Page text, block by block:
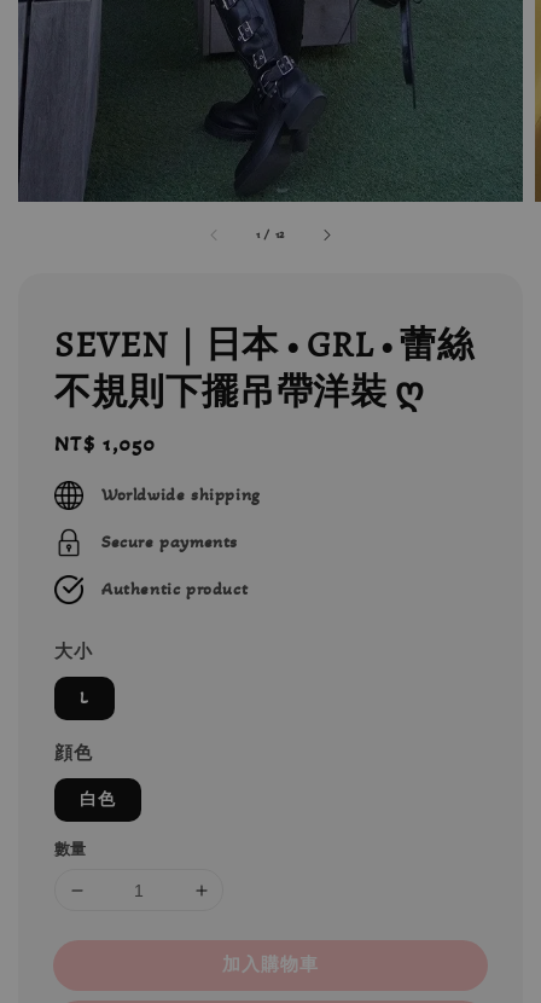
1 / 12
SEVEN｜日本 • GRL • 蕾絲
不規則下擺吊帶洋裝 ღ
Regular
price
NT$ 1,050
Worldwide shipping
Secure payments
Authentic product
大小
L
顔色
白色
數量
加入購物車